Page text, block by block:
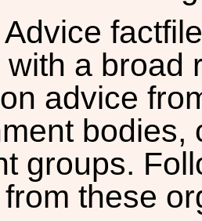
Advice
with a broad
advice
bodies,
groups.
these